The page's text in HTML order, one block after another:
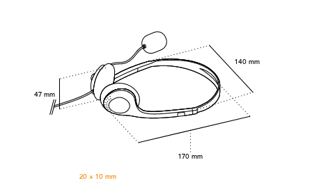
140 mm
47 mm
170 mm
20 × 10 mm